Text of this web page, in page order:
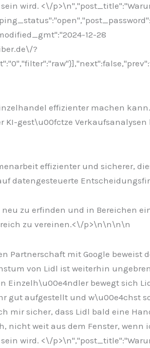
wird. <\/p>\n
12-28
?
effizienter machen
gest\u00fctze Verkaufsanalysen
effizienter und sicherer,
datengesteuerte
zu erfinden und in Bereichen
zu vereinen.<\/p>\n\n\n\n
Partnerschaft mit Google beweist
von Lidl ist weiterhin
bewegt sich
aufgestellt und w\u00e4chst
sicher, dass Lidl bald eine
weit aus dem Fenster, wenn
wird. <\/p>\n